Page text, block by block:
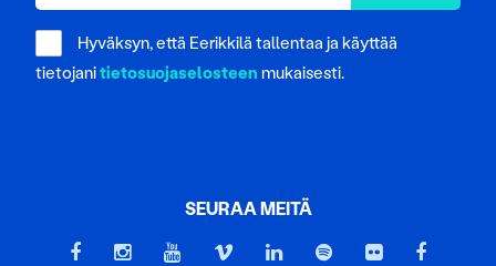
Hyväksyn, että Eerikkilä tallentaa ja käyttää
tietojanitietosuojaselosteen mukaisesti.
SEURAA MEITÄ